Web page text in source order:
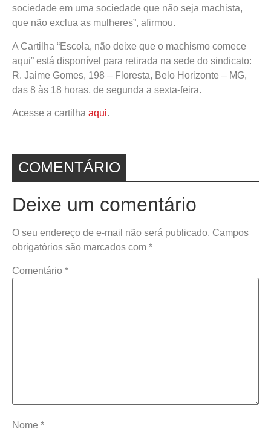
sociedade em uma sociedade que não seja machista,
que não exclua as mulheres”, afirmou.
A Cartilha “Escola, não deixe que o machismo comece
aqui” está disponível para retirada na sede do sindicato:
R. Jaime Gomes, 198 – Floresta, Belo Horizonte – MG,
das 8 às 18 horas, de segunda a sexta-feira.
Acesse a cartilha aqui.
COMENTÁRIO
Deixe um comentário
O seu endereço de e-mail não será publicado. Campos
obrigatórios são marcados com *
Comentário *
Nome *